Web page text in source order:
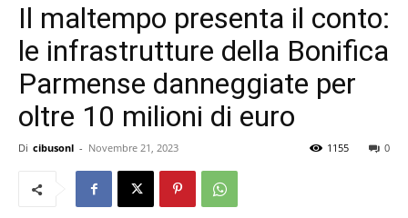
Il maltempo presenta il conto:
le infrastrutture della Bonifica
Parmense danneggiate per
oltre 10 milioni di euro
Di cibusonl - Novembre 21, 2023 0
1155